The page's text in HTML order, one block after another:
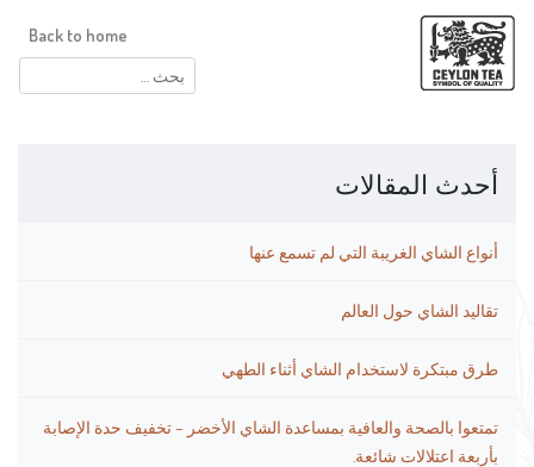
البحث
عن:
Back to home
أحدث المقالات
أنواع الشاي الغريبة التي لم تسمع عنها
تقاليد الشاي حول العالم
طرق مبتكرة لاستخدام الشاي أثناء الطهي
تمتعوا بالصحة والعافية بمساعدة الشاي الأخضر – تخفيف حدة الإصابة
بأربعة اعتلالات شائعة.